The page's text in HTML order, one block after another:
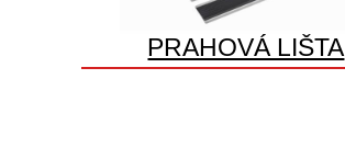
PRAHOVÁ LIŠTA